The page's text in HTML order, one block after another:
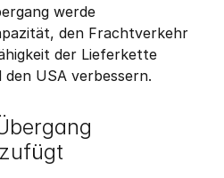
werde
den Frachtverkehr
der Lieferkette
den USA verbessern.